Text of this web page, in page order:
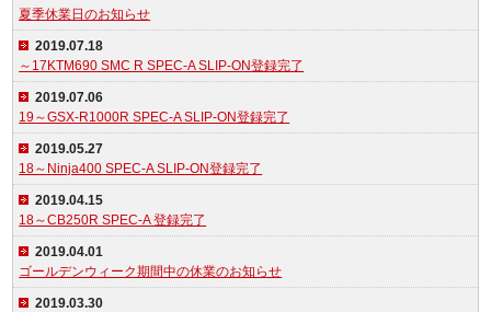
夏季休業日のお知らせ
2019.07.18
～17KTM690 SMC R SPEC-A SLIP-ON登録完了
2019.07.06
19～GSX-R1000R SPEC-A SLIP-ON登録完了
2019.05.27
18～Ninja400 SPEC-A SLIP-ON登録完了
2019.04.15
18～CB250R SPEC-A 登録完了
2019.04.01
ゴールデンウィーク期間中の休業のお知らせ
2019.03.30